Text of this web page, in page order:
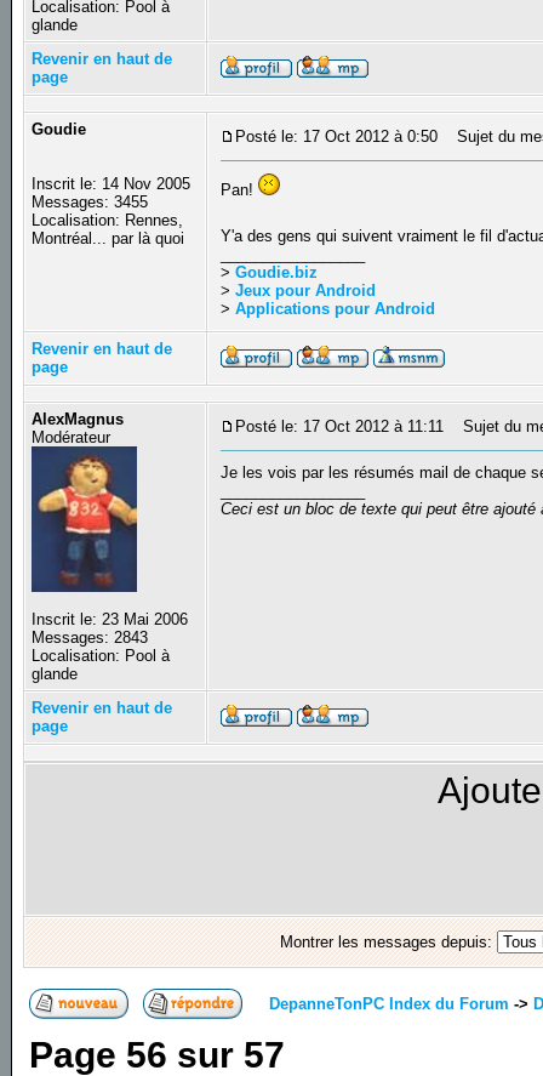
Localisation: Pool à
glande
Revenir en haut de
page
Goudie
Inscrit le: 14 Nov 2005
Messages: 3455
Localisation: Rennes,
Montréal... par là quoi
Posté le: 17 Oct 2012 à 0:50 Sujet du
Pan!
Y'a des gens qui suivent vraiment le fil
>Goudie.biz
>Jeux pour Android
>Applications pour Android
Revenir en haut de
page
AlexMagnus
Modérateur
Inscrit le: 23 Mai 2006
Messages: 2843
Localisation: Pool à
glande
Posté le: 17 Oct 2012 à 11:11 Sujet du
Je les vois par les résumés mail de chaque
Ceci est un bloc de texte qui peut être
Revenir en haut de
page
Montrer les messages depuis:
DepanneTonPC Index du Forum ->
Page 56 sur 57